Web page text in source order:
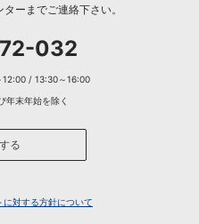
ーまでご連絡下さい。
032
12:00 / 13:30～16:00
年末年始を除く
る
に対する方針について